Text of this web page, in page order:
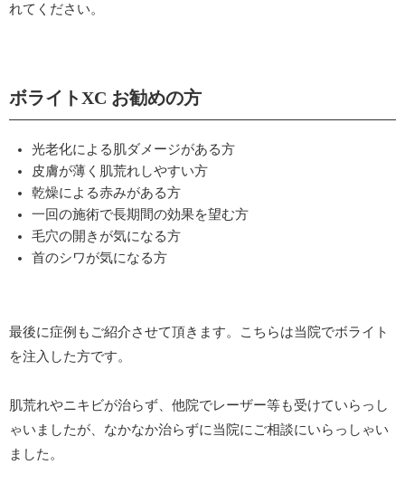
れてください。
ボライトXC お勧めの方
光老化による肌ダメージがある方
皮膚が薄く肌荒れしやすい方
乾燥による赤みがある方
一回の施術で長期間の効果を望む方
毛穴の開きが気になる方
首のシワが気になる方
最後に症例もご紹介させて頂きます。こちらは当院でボライト
を注入した方です。
肌荒れやニキビが治らず、他院でレーザー等も受けていらっし
ゃいましたが、なかなか治らずに当院にご相談にいらっしゃい
ました。